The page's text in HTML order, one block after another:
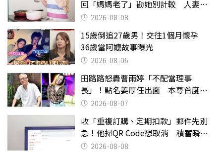
回「媽媽老了」勸她別計較 人妻超
崩潰：我像台傭
2026-08-08
15歲倒追27歲男！交往1個月懷孕
36歲當阿嬤故事曝光
2026-08-06
田路路怒轟曹雨婷「不配當理事
長」！點名姜厚任出面 本尊首度回
應了2026-08-07
收「重複訂購、定期扣款」郵件先別
急！他掃QR Code想取消 積蓄瞬間
蒸發2026-08-08